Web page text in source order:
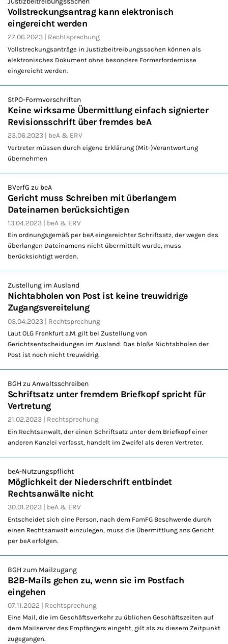
Vollstreckungsantrag kann elektronisch
eingereicht werden
27.06.2023 Rechtsprechung
Vollstreckungsanträge in Justizbeitreibungssachen können als
elektronisches Dokument ohne besondere Formerfordernisse
eingereicht werden.
StPO-Formvorschriften
Keine wirksame Übermittlung einfach signierter
Revisionsschrift über fremdes beA
23.06.2023 beA & ERV
Vertreter müssen durch eigene Erklärung (Mit-)Verantwortung
übernehmen
BVerfG zu beA
Gericht muss Schreiben mit überlangem
Dateinamen berücksichtigen
13.04.2023 beA & ERV
Ein ordnungsgemäß per beA eingereichter Schriftsatz, der wegen des
überlangen Dateinamens nicht übermittelt wurde, muss
berücksichtigt werden.
Zustellung im Ausland
Nichtabholen von Post ist keine treuwidrige
Zugangsvereitelung
03.04.2023 Rechtsprechung
Laut OLG Frankfurt a.M. gilt bei Zustellung von
Gerichtsentscheidungen im Ausland: Das bloße Nichtabholen der
Post ist noch nicht treuwidrig.
BGH zu Anwaltsschreiben
Schriftsatz unter fremdem Briefkopf spricht für
Vertretung
21.02.2023 Rechtsprechung
Ein Rechtsanwalt, der einen Schriftsatz unter dem Briefkopf einer
anderen Kanzlei verfasst, handelt im Zweifel als deren Vertreter.
beA-Nutzungspflicht
Möglichkeit der Niederschrift entbindet
Rechtsanwälte nicht
30.01.2023 beA & ERV
Entscheidet sich eine Person, nach dem FamFG Beschwerde durch
einen Rechtsanwalt einzulegen, muss die Übermittlung ans Gericht
per beA erfolgen.
BGH zum Mailzugang
B2B-Mails gehen zu, wenn sie im Postfach
eingehen
07.11.2022 Rechtsprechung
Eine Mail, die im Geschäftsverkehr zu üblichen Geschäftszeiten auf
dem Mailserver des Empfängers eingeht, gilt als zu diesem Zeitpunkt
zugegangen.